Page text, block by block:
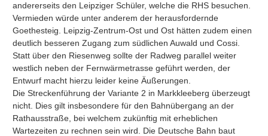
andererseits den Leipziger Schüler, welche die RHS besuchen.
Vermieden würde unter anderem der herausfordernde
Goethesteig. Leipzig-Zentrum-Ost und Ost hätten zudem einen
deutlich besseren Zugang zum südlichen Auwald und Cossi.
Statt über den Riesenweg sollte der Radweg parallel weiter
westlich neben der Fernwärmetrasse geführt werden, der
Entwurf macht hierzu leider keine Äußerungen.
Die Streckenführung der Variante 2 in Markkleeberg überzeugt
nicht. Dies gilt insbesondere für den Bahnübergang an der
Rathausstraße, bei welchem zukünftig mit erheblichen
Wartezeiten zu rechnen sein wird. Die Deutsche Bahn baut